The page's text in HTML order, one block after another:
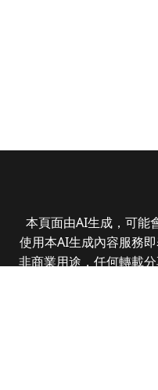
本頁面由AI生成，可能
使用本AI生成內容服務
非商業用途，任何轉載